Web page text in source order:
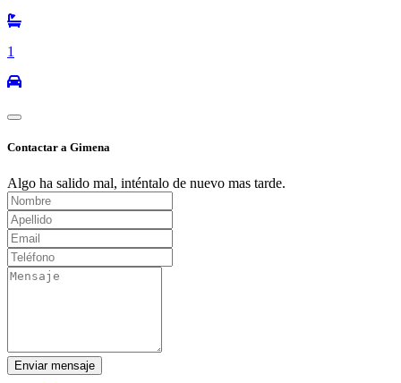
1
Contactar a Gimena
Algo ha salido mal, inténtalo de nuevo mas tarde.
Enviar mensaje